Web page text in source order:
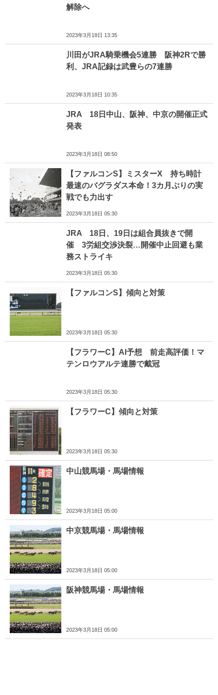
解除へ
2023年3月18日 13:35
川田がJRA騎乗機会5連勝 阪神2Rで勝
利、JRA記録は武豊らの7連勝
2023年3月18日 10:35
JRA 18日中山、阪神、中京の開催正式
発表
2023年3月18日 08:50
【ファルコンS】ミスターX 持ち時計
最速のバグラダス本命！3カ月ぶりの実
戦でも力出す
2023年3月18日 05:30
JRA 18日、19日は組合員抜きで開
催 3労組交渉決裂…開催中止回避も業
務ストライキ
2023年3月18日 05:30
【ファルコンS】傾向と対策
2023年3月18日 05:30
【フラワーC】AI予想 前走高評価！マ
テンロウアルテ連勝で戴冠
2023年3月18日 05:30
【フラワーC】傾向と対策
2023年3月18日 05:30
中山競馬場・馬場情報
2023年3月18日 05:00
中京競馬場・馬場情報
2023年3月18日 05:00
阪神競馬場・馬場情報
2023年3月18日 05:00